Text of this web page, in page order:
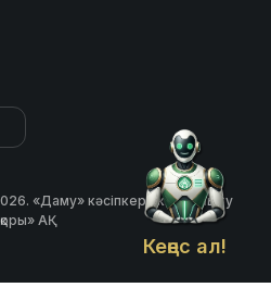
Кеңес ал!
2026. «Даму» кәсіпкерлікті дамыту
қоры» АҚ